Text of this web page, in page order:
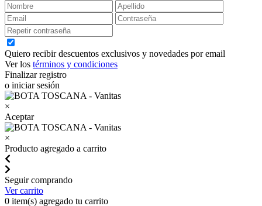
Quiero recibir descuentos exclusivos y novedades por email
Ver los términos y condiciones
Finalizar registro
o iniciar sesión
×
Aceptar
×
Producto agregado a carrito
Seguir comprando
Ver carrito
0 item(s) agregado tu carrito